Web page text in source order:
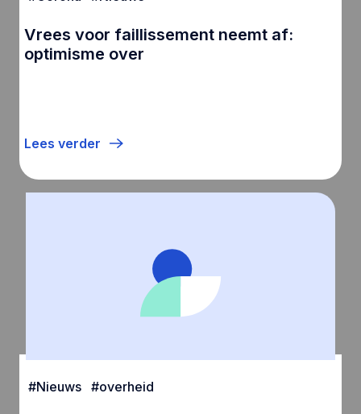
Vrees voor faillissement neemt af:
optimisme over
Lees verder
#Nieuws #overheid